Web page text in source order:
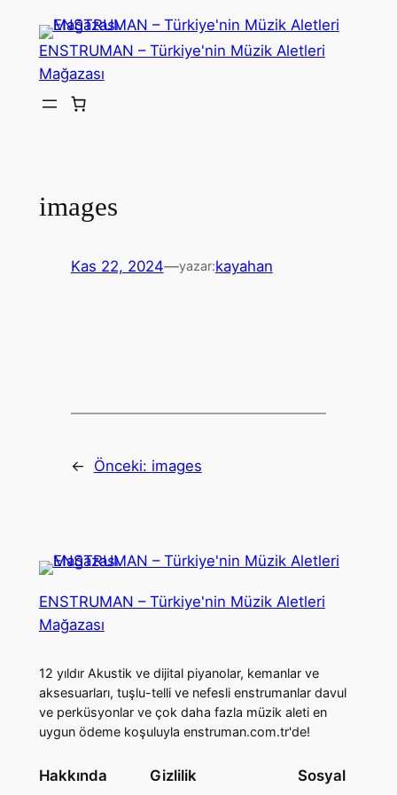
ENSTRUMAN – Türkiye'nin Müzik Aletleri
Mağazası
images
Kas 22, 2024—yazar:kayahan
← Önceki: images
ENSTRUMAN – Türkiye'nin Müzik Aletleri
Mağazası
12 yıldır Akustik ve dijital piyanolar, kemanlar ve
aksesuarları, tuşlu-telli ve nefesli enstrumanlar davul
ve perküsyonlar ve çok daha fazla müzik aleti en
uygun ödeme koşuluyla enstruman.com.tr'de!
Hakkında Gizlilik Sosyal